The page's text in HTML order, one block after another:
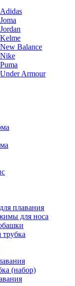
Balance
Armour
плавания
для носа
трубка
(набор)